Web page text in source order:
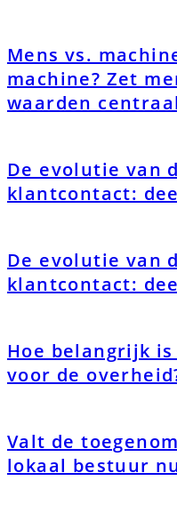
Mens vs.
machine? Zet
waarden
De evolutie van
klantcontact:
De evolutie van
klantcontact:
Hoe belangrijk
voor de
Valt de
lokaal bestuur